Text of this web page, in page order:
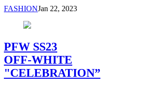
FASHIONJan 22, 2023
PFW SS23
OFF-WHITE
"CELEBRATION”